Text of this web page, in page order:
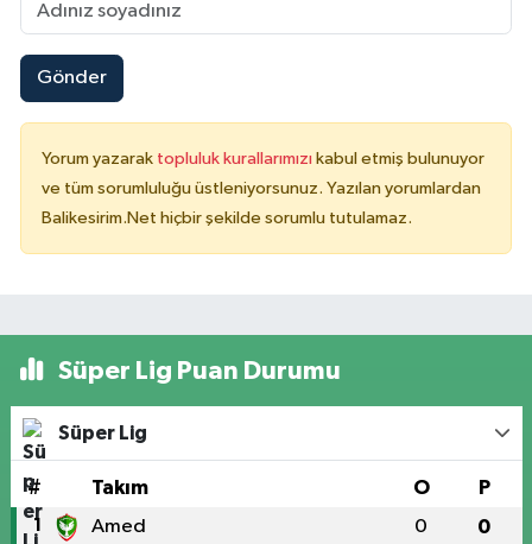
Gönder
Yorum yazarak topluluk kurallarımızı kabul etmiş bulunuyor
ve tüm sorumluluğu üstleniyorsunuz. Yazılan yorumlardan
Balikesirim.Net hiçbir şekilde sorumlu tutulamaz.
Süper Lig Puan Durumu
Süper Lig
# Takım O P
1 Amed 0 0